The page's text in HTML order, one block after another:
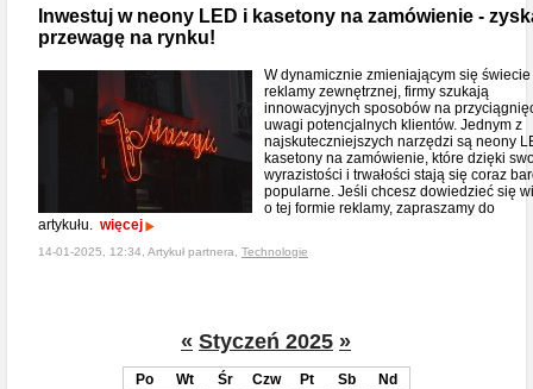
Inwestuj w neony LED i kasetony na zamówienie -
przewagę na rynku!
W dynamicznie zmieniającym się świecie
reklamy zewnętrznej, firmy szukają
innowacyjnych sposobów na
uwagi potencjalnych klientów. Jednym z
najskuteczniejszych narzędzi są neony
kasetony na zamówienie, które dzięki
wyrazistości i trwałości stają się coraz
popularne. Jeśli chcesz dowiedzieć się
o tej formie reklamy, zapraszamy do
artykułu. więcej
14-01-2025, 12:34, Artykuł partnera, Technologie
« Styczeń 2025 »
Po Wt Śr Czw Pt Sb
Nd